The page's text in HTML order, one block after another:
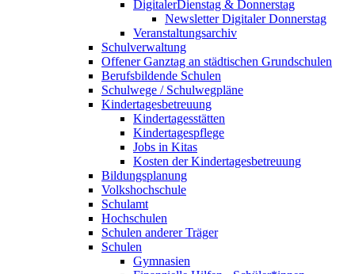
DigitalerDienstag & Donnerstag
Newsletter Digitaler Donnerstag
Veranstaltungsarchiv
Schulverwaltung
Offener Ganztag an städtischen Grundschulen
Berufsbildende Schulen
Schulwege / Schulwegpläne
Kindertagesbetreuung
Kindertagesstätten
Kindertagespflege
Jobs in Kitas
Kosten der Kindertagesbetreuung
Bildungsplanung
Volkshochschule
Schulamt
Hochschulen
Schulen anderer Träger
Schulen
Gymnasien